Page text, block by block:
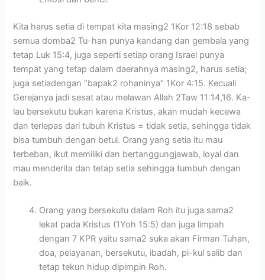
Kita harus setia di tempat kita masing2 1Kor 12:18 sebab
semua domba2 Tu-han punya kandang dan gembala yang
tetap Luk 15:4, juga seperti setiap orang Israel punya
tempat yang tetap dalam daerahnya masing2, harus setia;
juga setiadengan “bapak2 rohaninya” 1Kor 4:15. Kecuali
Gerejanya jadi sesat atau melawan Allah 2Taw 11:14,16. Ka-
lau bersekutu bukan karena Kristus, akan mudah kecewa
dan terlepas dari tubuh Kristus = tidak setia, sehingga tidak
bisa tumbuh dengan betul. Orang yang setia itu mau
terbeban, ikut memiliki dan bertanggungjawab, loyal dan
mau menderita dan tetap setia sehingga tumbuh dengan
baik.
Orang yang bersekutu dalam Roh itu juga sama2
lekat pada Kristus (1Yoh 15:5) dan juga limpah
dengan 7 KPR yaitu sama2 suka akan Firman Tuhan,
doa, pelayanan, bersekutu, ibadah, pi-kul salib dan
tetap tekun hidup dipimpin Roh.